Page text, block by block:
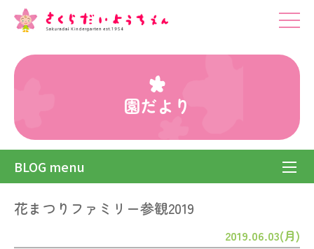
園だより
BLOG menu
花まつりファミリー参観2019
2019.06.03(月)